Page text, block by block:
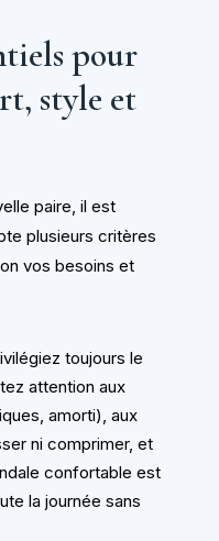
pour
style et
paire, il est
plusieurs critères
vos besoins et
toujours le
attention aux
amorti), aux
ni comprimer, et
confortable est
la journée sans